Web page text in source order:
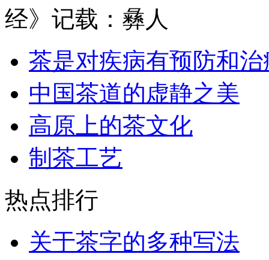
经》记载：彝人
茶是对疾病有预防和
中国茶道的虚静之美
高原上的茶文化
制茶工艺
热点排行
关于茶字的多种写法